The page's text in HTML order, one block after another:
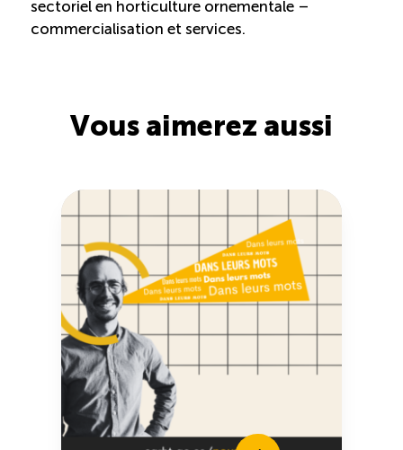
ÉTUDES
EN
INFOLETTRE
sectoriel en horticulture ornementale –
commercialisation et services.
Vous aimerez aussi